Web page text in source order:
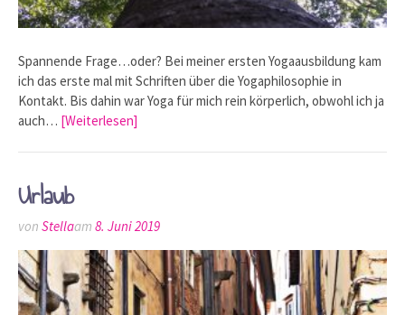
Spannende Frage…oder? Bei meiner ersten Yogaausbildung kam
ich das erste mal mit Schriften über die Yogaphilosophie in
Kontakt. Bis dahin war Yoga für mich rein körperlich, obwohl ich ja
auch… [Weiterlesen]
Urlaub
von Stellaam 8. Juni 2019